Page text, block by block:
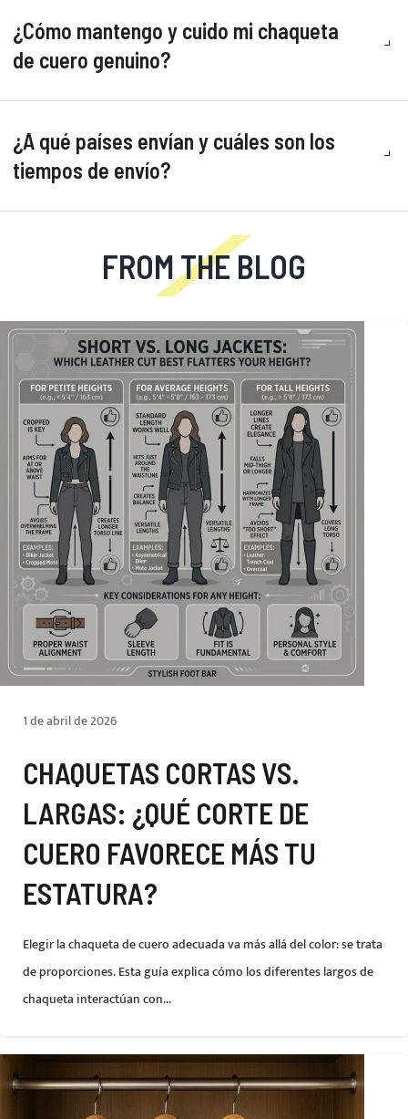
¿Cómo mantengo y cuido mi chaqueta
de cuero genuino?
¿A qué países envían y cuáles son los
tiempos de envío?
FROM THE BLOG
1 de abril de 2026
CHAQUETAS CORTAS VS.
LARGAS: ¿QUÉ CORTE DE
CUERO FAVORECE MÁS TU
ESTATURA?
Elegir la chaqueta de cuero adecuada va más allá del color: se trata
de proporciones. Esta guía explica cómo los diferentes largos de
chaqueta interactúan con...